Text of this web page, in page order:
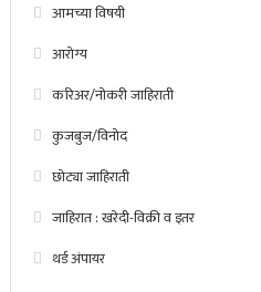
आमच्या विषयी
आरोग्य
करिअर/नोकरी जाहिराती
कुजबुज/विनोद
छोट्या जाहिराती
जाहिरात : खरेदी-विक्री व इतर
थर्ड अंपायर